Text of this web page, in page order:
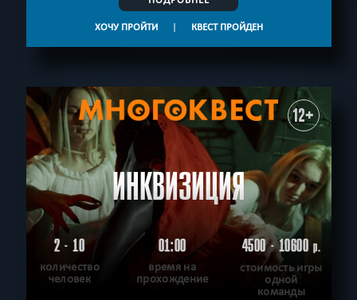
ХОЧУ ПРОЙТИ | КВЕСТ ПРОЙДЕН
12+
ИНКВИЗИЦИЯ
2 - 10
количество
человек
01:00
время на
прохождение
4500 - 10600р.
стоимость игры
одной
команды